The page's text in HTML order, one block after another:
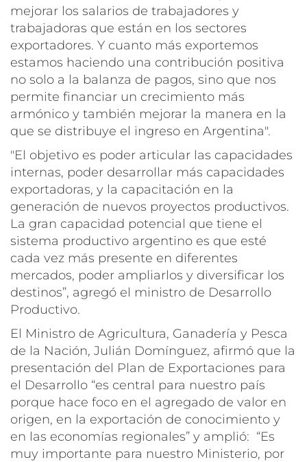
mejorar los salarios de trabajadores y
trabajadoras que están en los sectores
exportadores. Y cuanto más exportemos
estamos haciendo una contribución positiva
no solo a la balanza de pagos, sino que nos
permite financiar un crecimiento más
armónico y también mejorar la manera en la
que se distribuye el ingreso en Argentina".
"El objetivo es poder articular las capacidades
internas, poder desarrollar más capacidades
exportadoras, y la capacitación en la
generación de nuevos proyectos productivos.
La gran capacidad potencial que tiene el
sistema productivo argentino es que esté
cada vez más presente en diferentes
mercados, poder ampliarlos y diversificar los
destinos”, agregó el ministro de Desarrollo
Productivo.
El Ministro de Agricultura, Ganadería y Pesca
de la Nación, Julián Domínguez, afirmó que la
presentación del Plan de Exportaciones para
el Desarrollo “es central para nuestro país
porque hace foco en el agregado de valor en
origen, en la exportación de conocimiento y
en las economías regionales” y amplió: “Es
muy importante para nuestro Ministerio, por